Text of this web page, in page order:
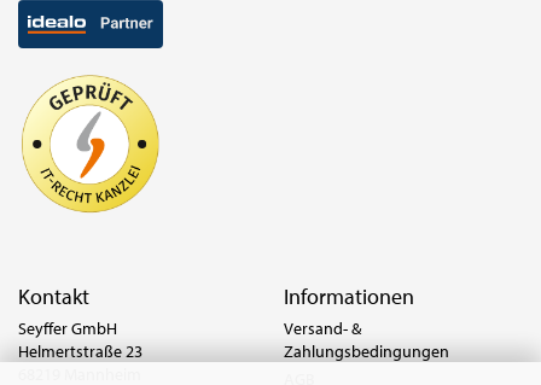
Kontakt
Seyffer GmbH
Helmertstraße 23
Informationen
Versand- &
Zahlungsbedingungen